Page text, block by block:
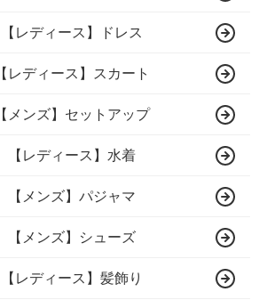
【レディース】ドレス
【レディース】スカート
【メンズ】セットアップ
【レディース】水着
【メンズ】パジャマ
【メンズ】シューズ
【レディース】髪飾り